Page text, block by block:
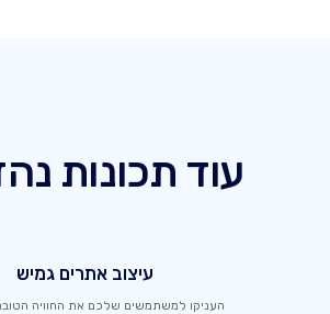
עוד תכונות
עיצוב אתרים גמיש
העניקו למשתמשים שלכם את החוויה